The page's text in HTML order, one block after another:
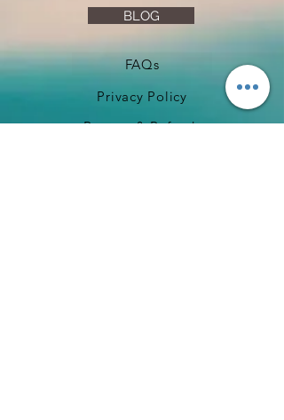
BLOG
FAQs
Privacy Policy
Returns & Refunds